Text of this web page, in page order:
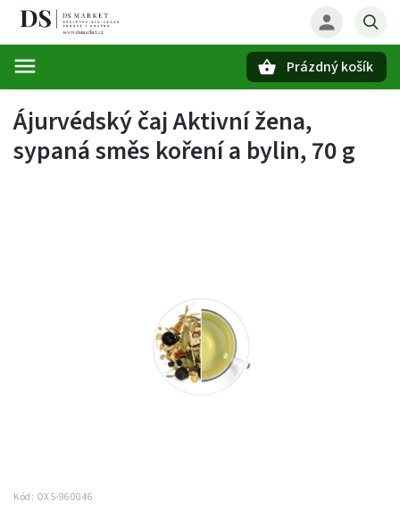
Prázdný košík
Ájurvédský čaj Aktivní žena,
sypaná směs koření a bylin, 70 g
Kód: OXS-960046